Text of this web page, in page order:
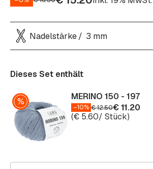
Nadelstärke 3 mm
Dieses Set enthält
MERINO 150 - 197
–10% €12.50€11.20
(€ 5.60/ Stück)